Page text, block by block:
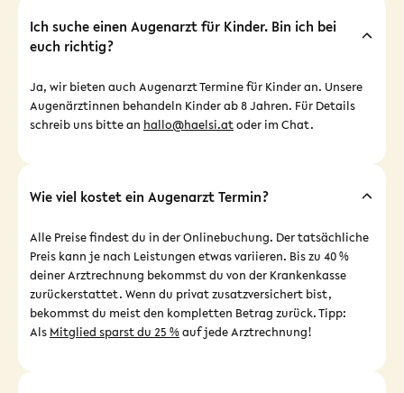
Ich suche einen Augenarzt für Kinder. Bin ich bei
euch richtig?
Ja, wir bieten auch Augenarzt Termine für Kinder an. Unsere
Augenärztinnen behandeln Kinder ab 8 Jahren. Für Details
schreib uns bitte an hallo@haelsi.atoder im Chat.
Wie viel kostet ein Augenarzt Termin?
Alle Preise findest du in der Onlinebuchung. Der tatsächliche
Preis kann je nach Leistungen etwas variieren. Bis zu 40 %
deiner Arztrechnung bekommst du von der Krankenkasse
zurückerstattet. Wenn du privat zusatzversichert bist,
bekommst du meist den kompletten Betrag zurück. Tipp:
Als Mitglied sparst du 25 %auf jede Arztrechnung!